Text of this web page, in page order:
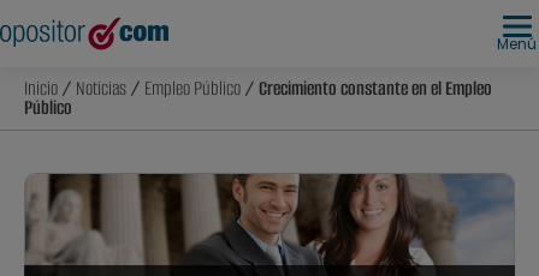
Menú
Inicio/ Noticias/ Empleo Público/ Crecimiento constante en el Empleo
Público